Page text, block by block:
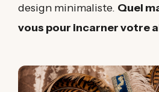
design minimaliste. Quel
vous pour incarner votre